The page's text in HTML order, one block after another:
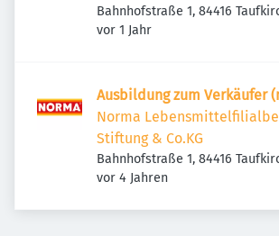
Bahnhofstraße 1, 84416
Deutschland
Veröffentlicht
vor 1 Jahr
Ausbildung zum Verkäufer
Norma
Stiftung & Co.KG
Bahnhofstraße 1, 84416
Deutschland
Veröffentlicht
vor 4 Jahren